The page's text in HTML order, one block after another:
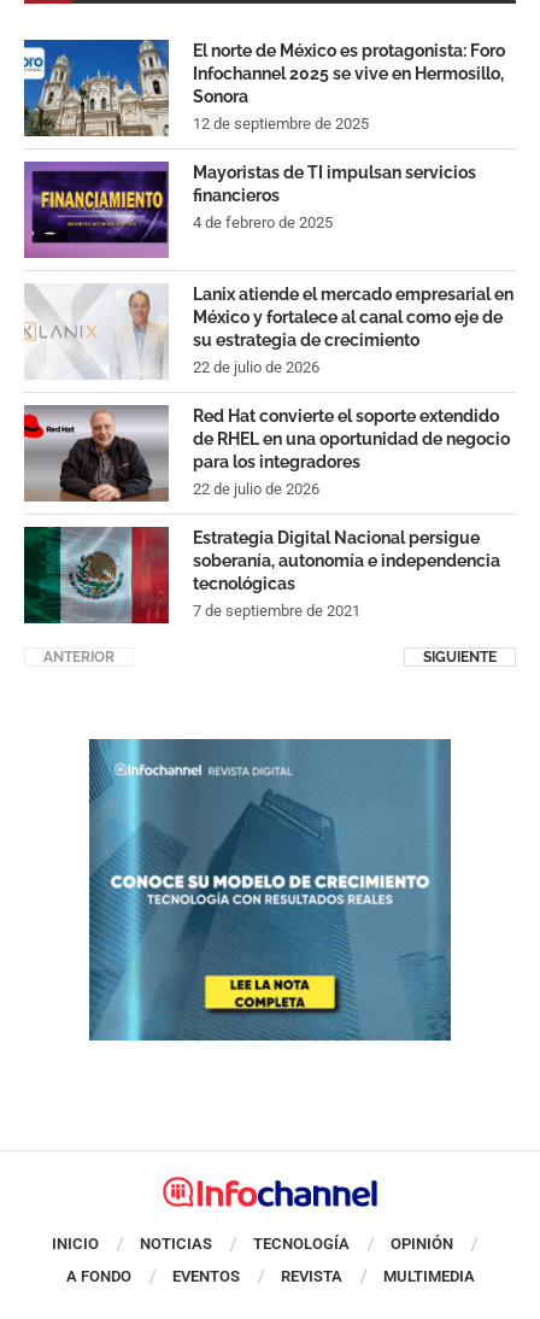
El norte de México es protagonista: Foro
Infochannel 2025 se vive en Hermosillo,
Sonora
12 de septiembre de 2025
Mayoristas de TI impulsan servicios
financieros
4 de febrero de 2025
Lanix atiende el mercado empresarial en
México y fortalece al canal como eje de
su estrategia de crecimiento
22 de julio de 2026
Red Hat convierte el soporte extendido
de RHEL en una oportunidad de negocio
para los integradores
22 de julio de 2026
Estrategia Digital Nacional persigue
soberanía, autonomía e independencia
tecnológicas
7 de septiembre de 2021
ANTERIOR SIGUIENTE
INICIO NOTICIAS TECNOLOGÍA
OPINIÓN
A FONDO
EVENTOS REVISTA MULTIMEDIA